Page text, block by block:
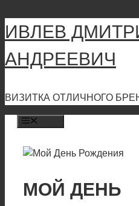
Перейти
к
содержимому
ИВЛЕВ
АНДРЕЕВИЧ
ВИЗИТКА ОТЛИЧНОГО
МОЙ ДЕНЬ